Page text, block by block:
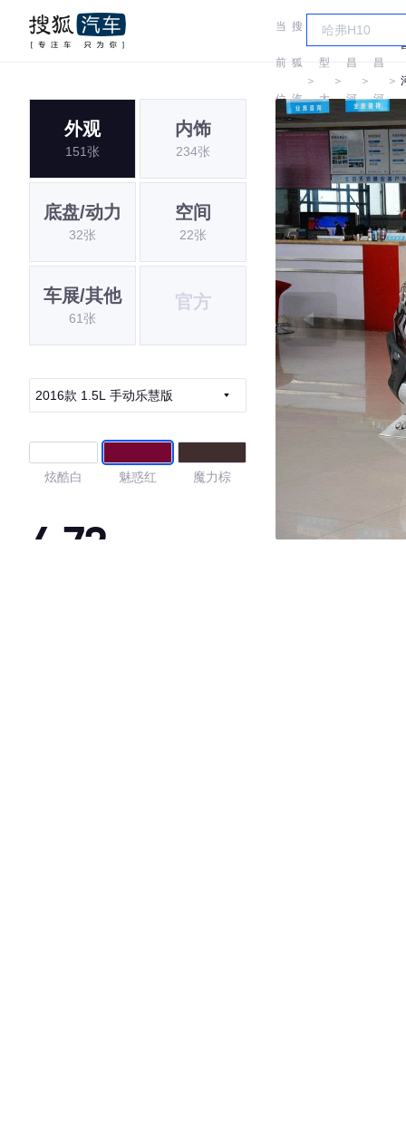
当
前
位
置:
搜
狐
汽
车
＞
车
型
大
全
＞
昌
河
＞
昌
河
＞
外观
151张
内饰
234张
底盘/动力
32张
空间
22张
车展/其他
61张
官方
2016款 1.5L 手动乐慧版
炫酷白 魅惑红 魔力棕
4.72